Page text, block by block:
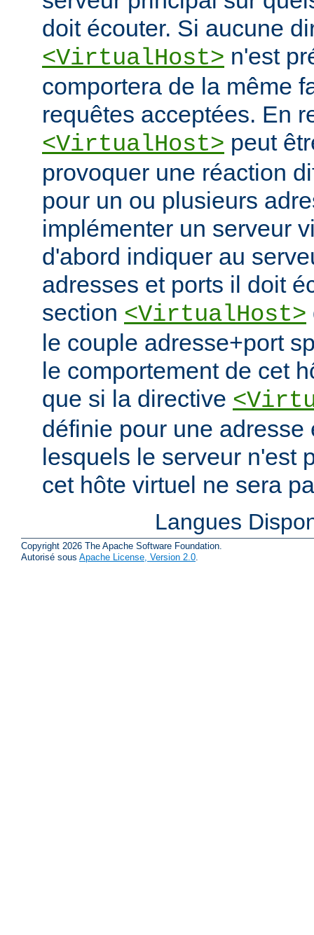
doit écouter. Si aucune
<VirtualHost> n'est
comportera de la même
requêtes acceptées. En
<VirtualHost> peut
provoquer une réaction
pour un ou plusieurs
implémenter un serveur
d'abord indiquer au
adresses et ports il doit
section <VirtualHost>
le couple adresse+port
le comportement de cet
que si la directive
définie pour une adresse
lesquels le serveur n'est
cet hôte virtuel ne sera
Langues
Copyright 2026 The Apache Software Foundation.
Autorisé sous Apache License, Version 2.0